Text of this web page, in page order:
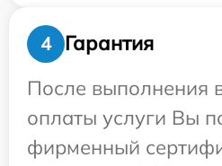
4
Гарантия
После выполнения
оплаты услуги Вы
фирменный